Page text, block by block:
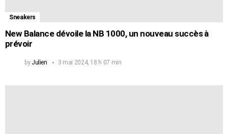
Sneakers
New Balance dévoile la NB 1000, un nouveau succès à
prévoir
by Julien 3 mai 2024, 18 h 07 min